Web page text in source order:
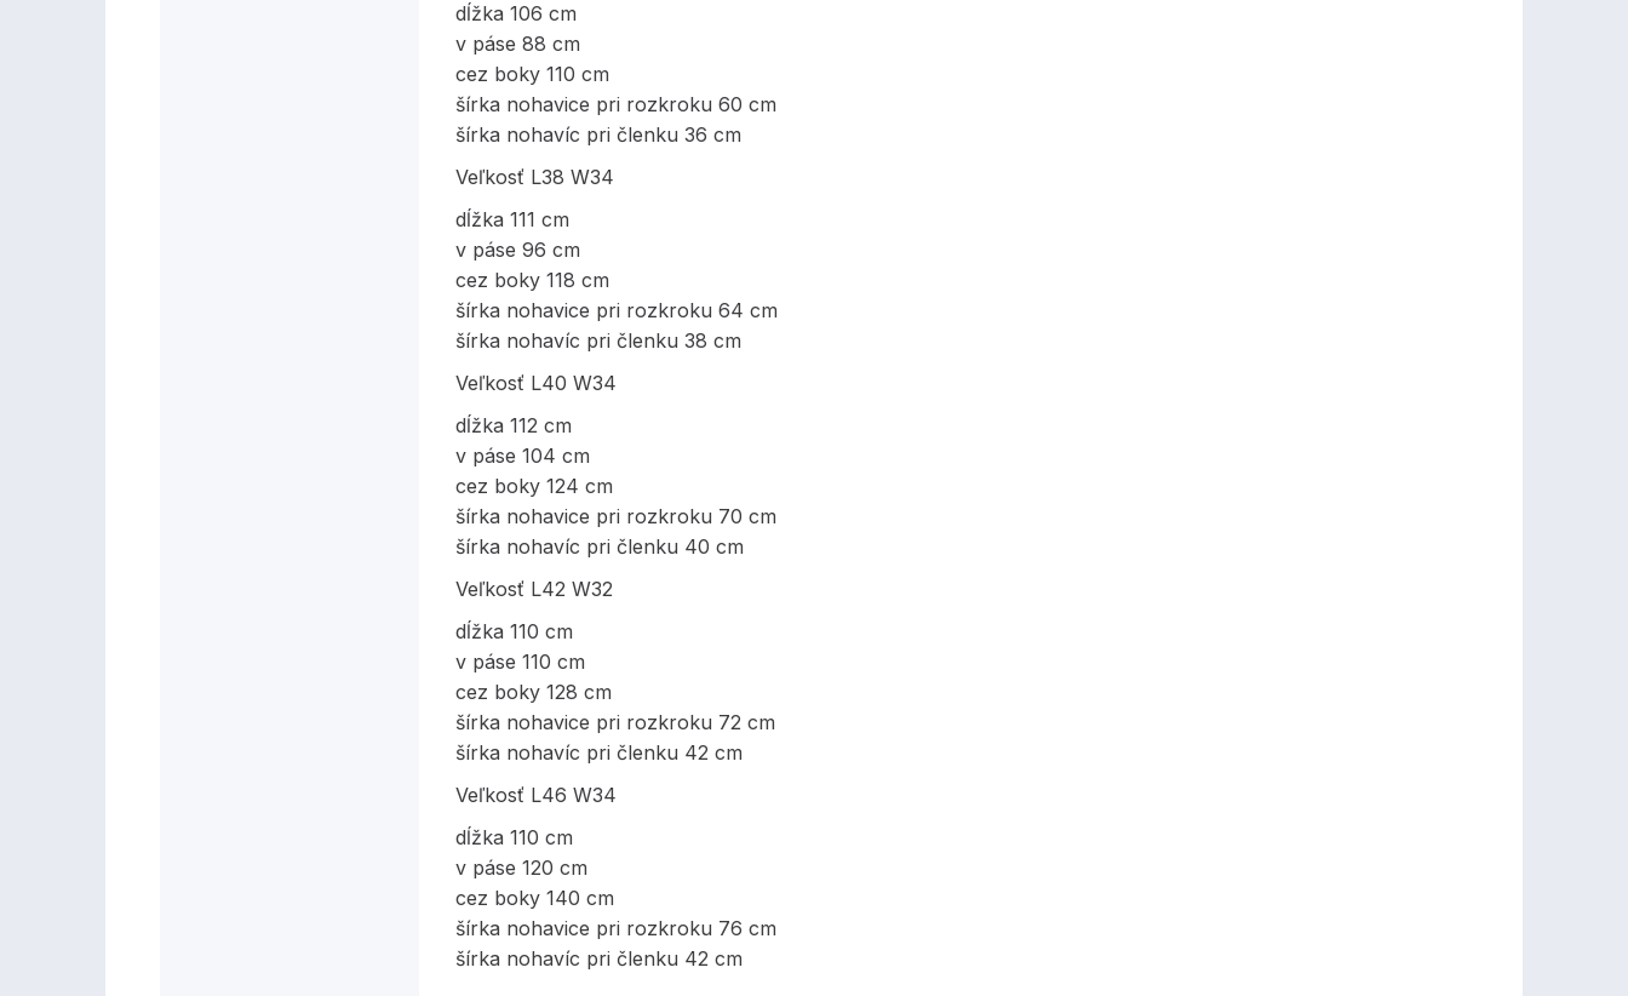
dĺžka 106 cm
v páse 88 cm
cez boky 110 cm
šírka nohavice pri rozkroku 60 cm
šírka nohavíc pri členku 36 cm
Veľkosť L38 W34
dĺžka 111 cm
v páse 96 cm
cez boky 118 cm
šírka nohavice pri rozkroku 64 cm
šírka nohavíc pri členku 38 cm
Veľkosť L40 W34
dĺžka 112 cm
v páse 104 cm
cez boky 124 cm
šírka nohavice pri rozkroku 70 cm
šírka nohavíc pri členku 40 cm
Veľkosť L42 W32
dĺžka 110 cm
v páse 110 cm
cez boky 128 cm
šírka nohavice pri rozkroku 72 cm
šírka nohavíc pri členku 42 cm
Veľkosť L46 W34
dĺžka 110 cm
v páse 120 cm
cez boky 140 cm
šírka nohavice pri rozkroku 76 cm
šírka nohavíc pri členku 42 cm